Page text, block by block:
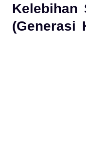
Kelebihan
(Generasi